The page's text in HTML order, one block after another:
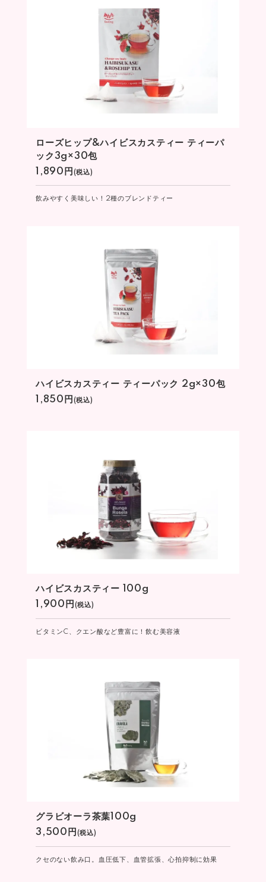
ローズヒップ&ハイビスカスティー ティーパ
ック3g×30包
1,890円 (税込)
飲みやすく美味しい！2種のブレンドティー
ハイビスカスティー ティーパック 2g×30包
1,850円 (税込)
ハイビスカスティー 100g
1,900円 (税込)
ビタミンC、クエン酸など豊富に！飲む美容液
グラビオーラ茶葉100g
3,500円 (税込)
クセのない飲み口。血圧低下、血管拡張、心拍抑制に効果